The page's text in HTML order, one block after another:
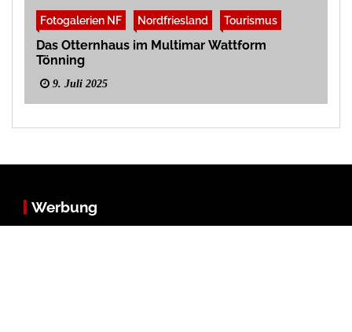
Fotogalerien NF Nordfriesland Tourismus
Das Otternhaus im Multimar Wattform
Tönning
9. Juli 2025
Werbung